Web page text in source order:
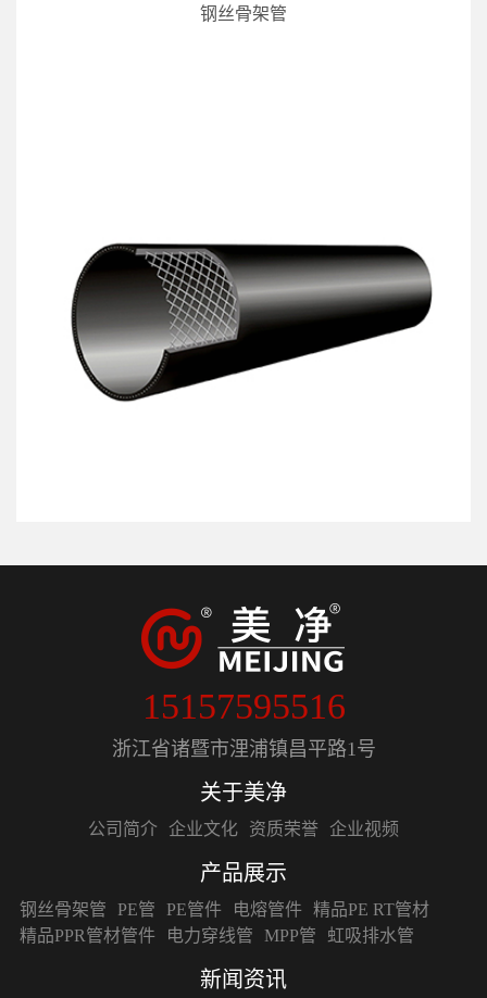
钢丝骨架管
15157595516
浙江省诸暨市浬浦镇昌平路1号
关于美净
公司简介 企业文化 资质荣誉 企业视频
产品展示
钢丝骨架管 PE管 PE管件 电熔管件 精品PE RT管材
精品PPR管材管件
电力穿线管 MPP管 虹吸排水管
新闻资讯